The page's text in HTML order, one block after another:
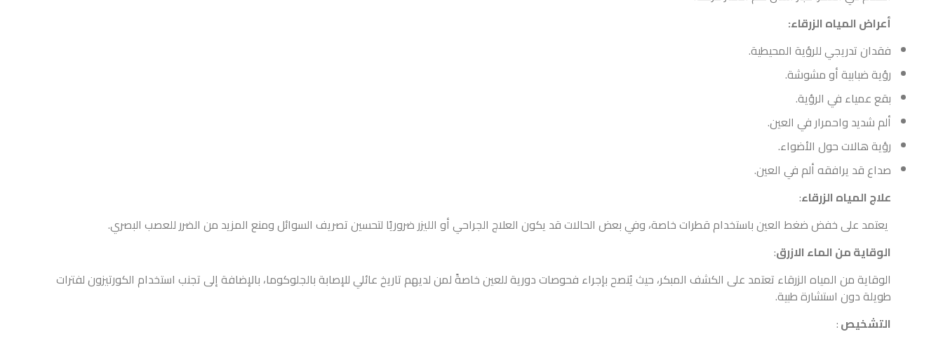
أعراض المياه الزرقاء:
فقدان تدريجي للرؤية المحيطية.
رؤية ضبابية أو مشوشة.
بقع عمياء في الرؤية.
ألم شديد واحمرار في العين.
رؤية هالات حول الأضواء.
صداع قد يرافقه ألم في العين.
علاج المياه الزرقاء:
يعتمد على خفض ضغط العين باستخدام قطرات خاصة، وفي بعض الحالات قد يكون العلاج الجراحي أو الليزر ضروريًا لتحسين تصريف السوائل ومنع المزيد من الضرر للعصب البصري.
الوقاية من الماء الازرق:
الوقاية من المياه الزرقاء تعتمد على الكشف المبكر، حيث يُنصح بإجراء فحوصات دورية للعين خاصةً لمن لديهم تاريخ عائلي للإصابة بالجلوكوما، بالإضافة إلى تجنب استخدام الكورتيزون لفترات
طويلة دون استشارة طبية.
التشخيص: